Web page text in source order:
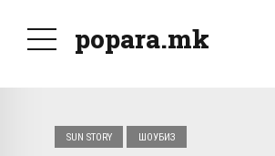
popara.mk
SUN STORY ШОУБИЗ